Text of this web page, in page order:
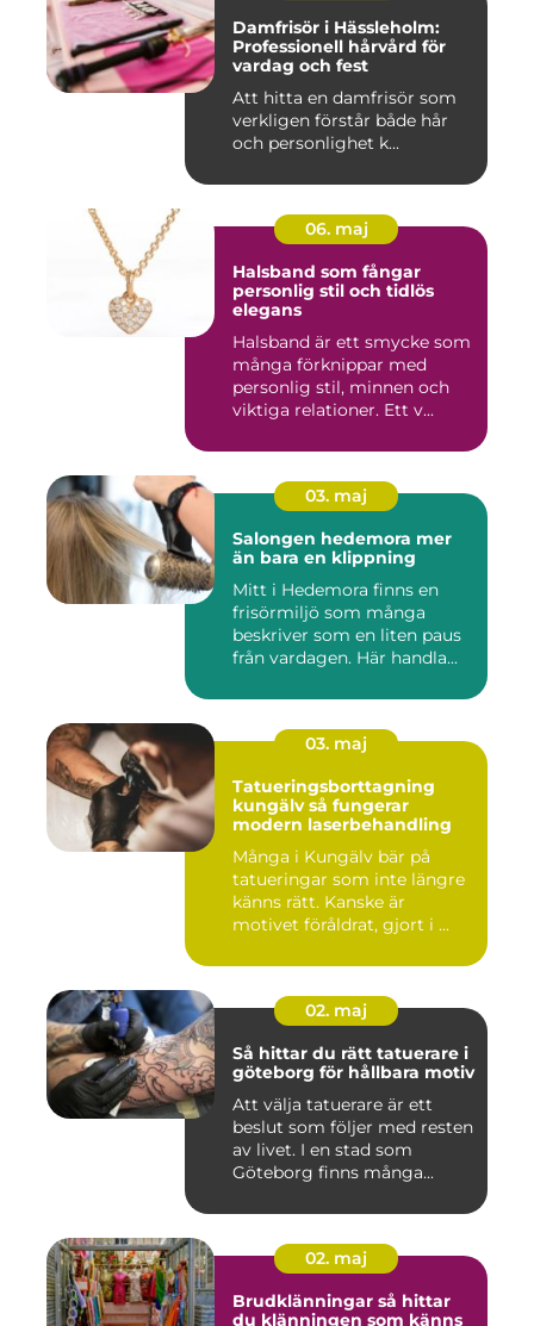
Damfrisör i Hässleholm:
Professionell hårvård för
vardag och fest
Att hitta en damfrisör som
verkligen förstår både hår
och personlighet k...
06. maj
Halsband som fångar
personlig stil och tidlös
elegans
Halsband är ett smycke som
många förknippar med
personlig stil, minnen och
viktiga relationer. Ett v...
03. maj
Salongen hedemora mer
än bara en klippning
Mitt i Hedemora finns en
frisörmiljö som många
beskriver som en liten paus
från vardagen. Här handla...
03. maj
Tatueringsborttagning
kungälv så fungerar
modern laserbehandling
Många i Kungälv bär på
tatueringar som inte längre
känns rätt. Kanske är
motivet föråldrat, gjort i ...
02. maj
Så hittar du rätt tatuerare i
göteborg för hållbara motiv
Att välja tatuerare är ett
beslut som följer med resten
av livet. I en stad som
Göteborg finns många...
02. maj
Brudklänningar så hittar
du klänningen som känns